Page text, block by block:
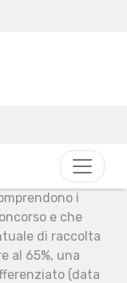
i
e che
di raccolta
al 65%, una
(data